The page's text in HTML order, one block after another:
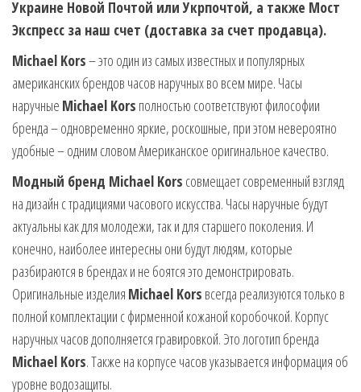
Украине Новой Почтой или Укрпочтой, а также Мост
Экспресс за наш счет (доставка за счет продавца).
Michael Kors– это один из самых известных и популярных
американских брендов часов наручных во всем мире. Часы
наручные Michael Kors полностью соответствуют философии
бренда – одновременно яркие, роскошные, при этом невероятно
удобные – одним словом Американское оригинальное качество.
Модный бренд Michael Kors совмещает современный взгляд
на дизайн с традициями часового искусства. Часы наручные будут
актуальны как для молодежи, так и для старшего поколения. И
конечно, наиболее интересны они будут людям, которые
разбираются в брендах и не боятся это демонстрировать.
Оригинальные изделия Michael Kors всегда реализуются только в
полной комплектации с фирменной кожаной коробочкой. Корпус
наручных часов дополняется гравировкой. Это логотип бренда
Michael Kors. Также на корпусе часов указывается информация об
уровне водозащиты.